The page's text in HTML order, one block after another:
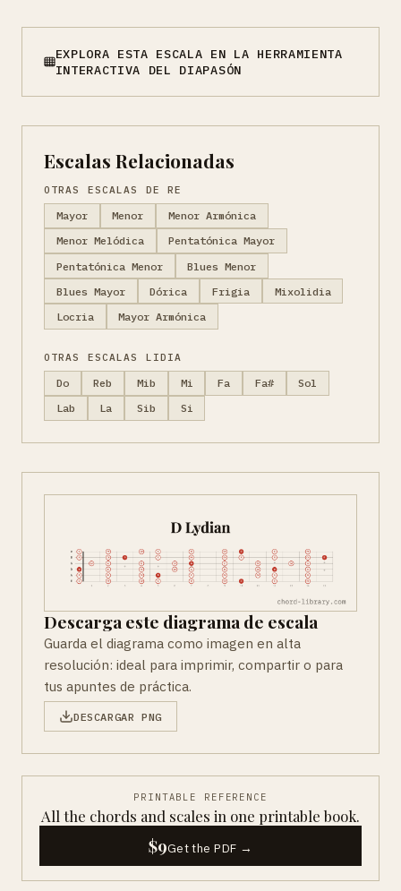
EXPLORA ESTA ESCALA EN LA HERRAMIENTA
INTERACTIVA DEL DIAPASÓN
Escalas Relacionadas
OTRAS ESCALAS DE RE
Mayor Menor
Menor Armónica
Menor Melódica
Pentatónica Mayor
Pentatónica Menor
Blues Menor
Blues Mayor
Dórica Frigia
Mixolidia
Locria
Mayor Armónica
OTRAS ESCALAS LIDIA
Do Reb Mib Mi Fa Fa#
Sol
Lab
La Sib Si
Descarga este diagrama de escala
Guarda el diagrama como imagen en alta
resolución: ideal para imprimir, compartir o para
tus apuntes de práctica.
DESCARGAR PNG
PRINTABLE REFERENCE
All the chords and scales in one printable book.
$9Get the PDF →